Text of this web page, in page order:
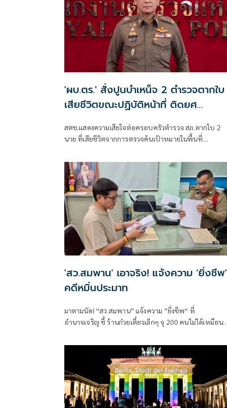
'ผบ.ตร.' สั่งปูนบำเหน็จ 2 ตำรวจตากใบ
เสียชีวิตขณะปฏิบัติหน้าที่ ติดยศ
สตช.แสดงความเสียใจต่อครอบครัวตำรวจ สภ.ตากใบ 2
นาย ที่เสียชีวิตจากการตรวจค้นเป้าหมายในพื้นที่
4 ตำรวจที่บาดเจ็บจากเหตุดังกล่าว
'สว.สมพาน' เอาจริง! แจ้งความ 'ยิ่งชีพ'
คดีหมิ่นประมาท
มาตามนัด! “สว.สมพาน” แจ้งความ ”ยิ่งชีพ“ ที่
อำนาจเจริญ ชี้ ร้านก๋วยเตี๋ยวเล็กๆ จุ 200 คนไม่ได้เหมือน
”หลักไอลอร์”